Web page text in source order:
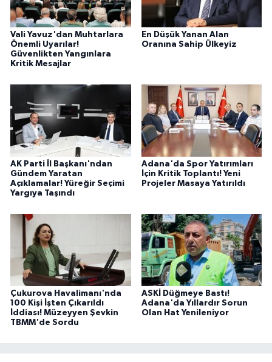
Vali Yavuz'dan Muhtarlara
Önemli Uyarılar!
Güvenlikten Yangınlara
Kritik Mesajlar
En Düşük Yanan Alan
Oranına Sahip Ülkeyiz
AK Parti İl Başkanı'ndan
Gündem Yaratan
Açıklamalar! Yüreğir Seçimi
Yargıya Taşındı
Adana'da Spor Yatırımları
İçin Kritik Toplantı! Yeni
Projeler Masaya Yatırıldı
Çukurova Havalimanı'nda
100 Kişi İşten Çıkarıldı
İddiası! Müzeyyen Şevkin
TBMM'de Sordu
ASKİ Düğmeye Bastı!
Adana'da Yıllardır Sorun
Olan Hat Yenileniyor